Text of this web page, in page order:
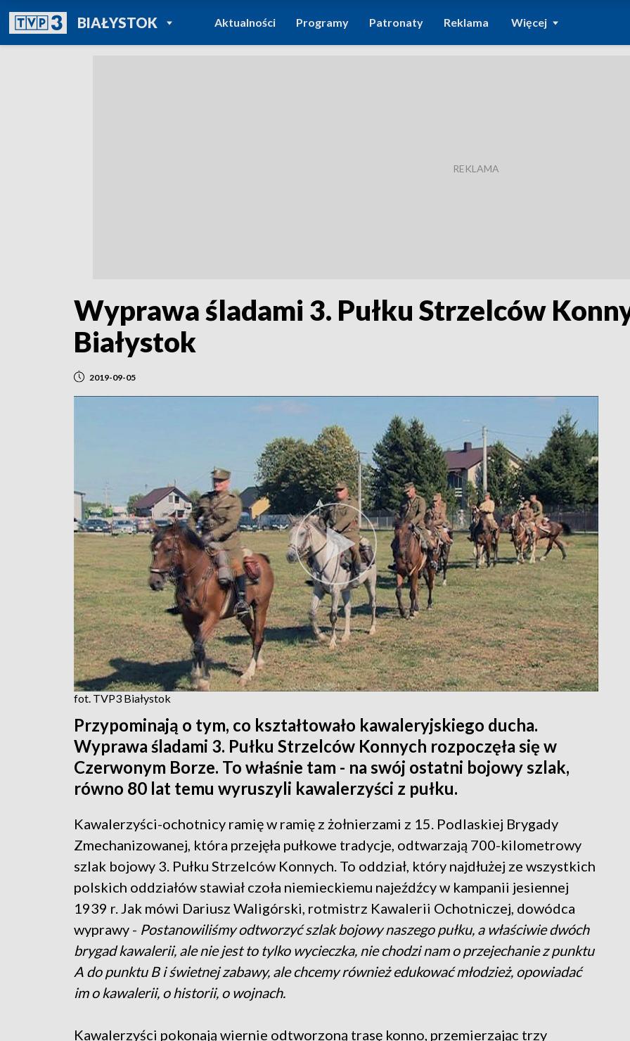
BIAŁYSTOKPOWRÓT DO
TVP REGIONY
Aktualności Programy Patronaty Reklama Więcej
Wyprawa śladami 3. Pułku Strzelców
Białystok
2019-09-05
fot. TVP3 Białystok
Przypominają o tym, co kształtowało kawaleryjskiego ducha.
Wyprawa śladami 3. Pułku Strzelców Konnych rozpoczęła się w
Czerwonym Borze. To właśnie tam - na swój ostatni bojowy szlak,
równo 80 lat temu wyruszyli kawalerzyści z pułku.
Kawalerzyści-ochotnicy ramię w ramię z żołnierzami z 15. Podlaskiej Brygady
Zmechanizowanej, która przejęła pułkowe tradycje, odtwarzają 700-kilometrowy
szlak bojowy 3. Pułku Strzelców Konnych. To oddział, który najdłużej ze wszystkich
polskich oddziałów stawiał czoła niemieckiemu najeźdźcy w kampanii jesiennej
1939 r. Jak mówi Dariusz Waligórski, rotmistrz Kawalerii Ochotniczej, dowódca
wyprawy - Postanowiliśmy odtworzyć szlak bojowy naszego pułku, a właściwie dwóch
brygad kawalerii, ale nie jest to tylko wycieczka, nie chodzi nam o przejechanie z punktu
A do punktu B i świetnej zabawy, ale chcemy również edukować młodzież, opowiadać
im o kawalerii, o historii, o wojnach.
Kawalerzyści pokonają wiernie odtworzoną trasę konno, przemierzając trzy